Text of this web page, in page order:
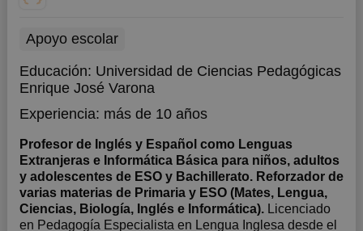
Apoyo escolar
Educación: Universidad de Ciencias Pedagógicas
Enrique José Varona
Experiencia: más de 10 años
Profesor de Inglés y Español como Lenguas
Extranjeras e Informática Básica para niños, adultos
y adolescentes de ESO y Bachillerato. Reforzador de
varias materias de Primaria y ESO (Mates, Lengua,
Ciencias, Biología, Inglés e Informática). Licenciado
en Pedagogía Especialista en Lengua Inglesa desde el